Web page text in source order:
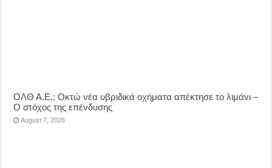
ΟΛΘ Α.Ε.: Οκτώ νέα υβριδικά οχήματα απέκτησε το λιμάνι –
Ο στόχος της επένδυσης
August 7, 2026